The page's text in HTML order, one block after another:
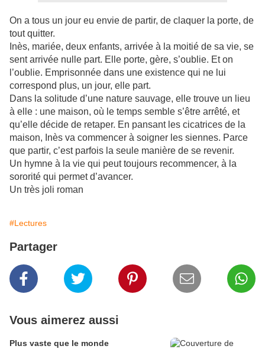
On a tous un jour eu envie de partir, de claquer la porte, de
tout quitter.
Inès, mariée, deux enfants, arrivée à la moitié de sa vie, se
sent arrivée nulle part. Elle porte, gère, s’oublie. Et on
l’oublie. Emprisonnée dans une existence qui ne lui
correspond plus, un jour, elle part.
Dans la solitude d’une nature sauvage, elle trouve un lieu
à elle : une maison, où le temps semble s’être arrêté, et
qu’elle décide de retaper. En pansant les cicatrices de la
maison, Inès va commencer à soigner les siennes. Parce
que partir, c’est parfois la seule manière de se revenir.
Un hymne à la vie qui peut toujours recommencer, à la
sororité qui permet d’avancer.
Un très joli roman
#Lectures
Partager
Vous aimerez aussi
Plus vaste que le monde